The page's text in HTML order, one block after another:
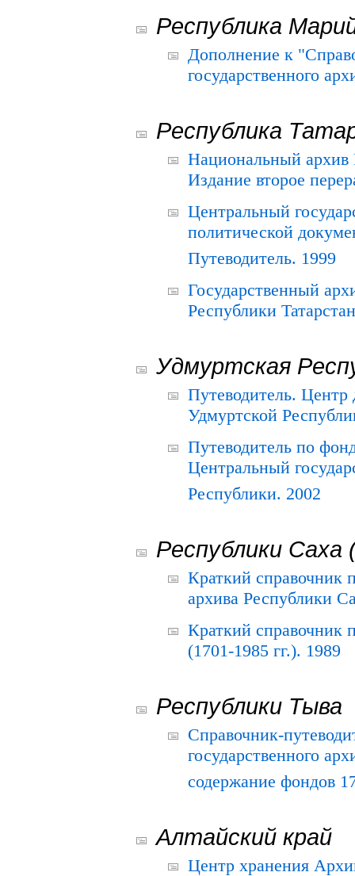
Республика
Дополнение к
государственного
Республика
Национальный архив
Издание второе
Центральный
политической
Путеводитель. 1999
Государственный
Республики
Удмуртская
Путеводитель.
Удмуртской
Путеводитель по
Центральный
Республики. 2002
Республики Саха
Краткий справочник
архива Республики
Краткий
(1701-1985 гг.). 1989
Республики Тыва
Справочник-
государственного
содержание фондов
Алтайский край
Центр хранения